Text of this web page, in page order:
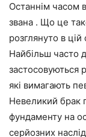
Останнім часом
звана . Що це
розглянуто в цій
Найбільш часто
застосовуються
які вимагають
Невеликий брак
фундаменту на
серйозних